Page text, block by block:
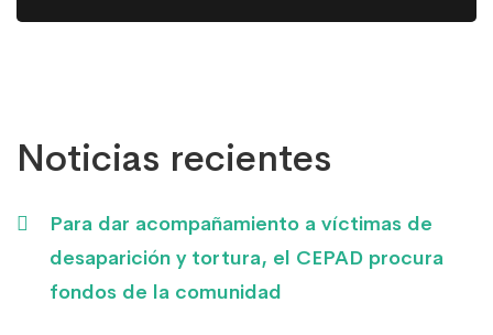
Noticias recientes
Para dar acompañamiento a víctimas de
desaparición y tortura, el CEPAD procura
fondos de la comunidad